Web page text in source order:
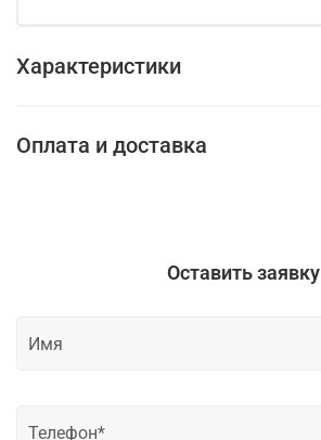
Характеристики
Оплата и доставка
Оставить заявку